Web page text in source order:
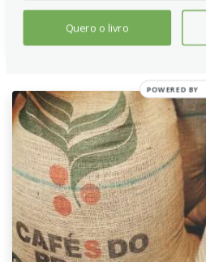
Continue lendo
Quero o livro